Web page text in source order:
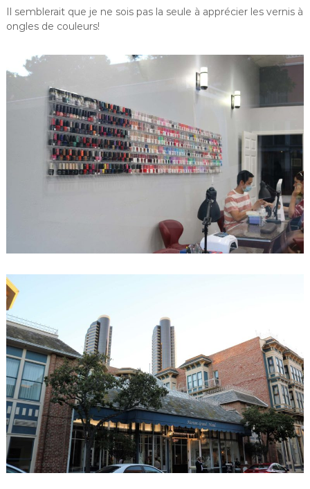
Il semblerait que je ne sois pas la seule à apprécier les vernis à
ongles de couleurs!